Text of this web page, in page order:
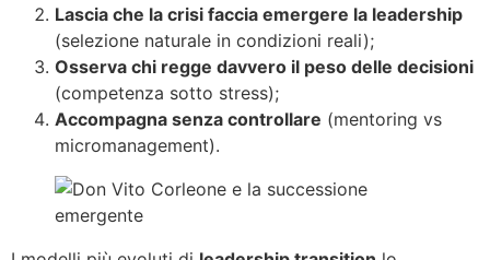
Lascia che la crisi faccia emergere la leadership
(selezione naturale in condizioni reali);
Osserva chi regge davvero il peso delle decisioni
(competenza sotto stress);
Accompagna senza controllare (mentoring vs
micromanagement).